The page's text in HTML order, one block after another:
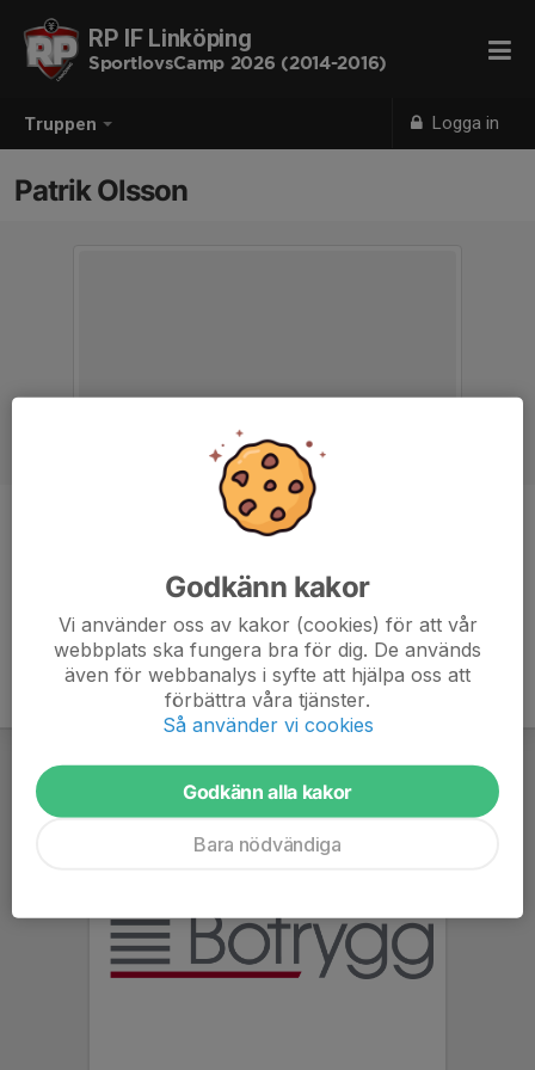
Truppen Logga in
RP IF Linköping
SportlovsCamp 2026 (2014-2016)
Patrik Olsson
Ansvarig ledare
Godkänn kakor
Vi använder oss av kakor (cookies) för att vår
webbplats ska fungera bra för dig. De används
även för webbanalys i syfte att hjälpa oss att
förbättra våra tjänster.
Så använder vi cookies
Godkänn alla kakor
Bara nödvändiga